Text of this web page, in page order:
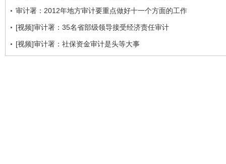
审计署：2012年地方审计要重点做好十一个方面的工作
[视频]审计署：35名省部级领导接受经济责任审计
[视频]审计署：社保资金审计是头等大事